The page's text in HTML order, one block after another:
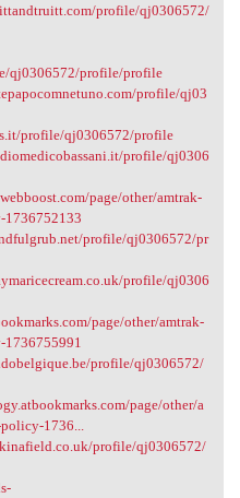
profile/qj0306572/
qj0306572/profile/profile
profile/qj03
profile/qj0306572/profile
profile/qj0306
page/other/amtrak-
1736752133
profile/qj0306572/pr
profile/qj0306
page/other/amtrak-
1736755991
profile/qj0306572/
page/other/a
1736...
profile/qj0306572/